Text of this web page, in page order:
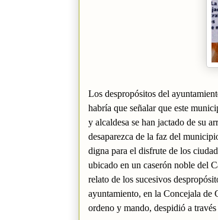
Los despropósitos del
habría que señalar que este
y alcaldesa se han jactado de su
desaparezca de la faz del
digna para el disfrute de los
ubicado en un caserón noble del
relato de los sucesivos
ayuntamiento, en la Concejala de
ordeno y mando, despidió a